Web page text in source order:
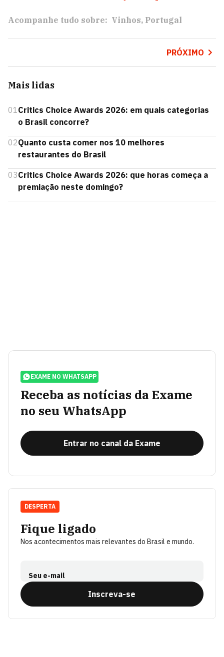
Acompanhe tudo sobre: Vinhos Portugal
PRÓXIMO
Mais lidas
01Critics Choice Awards 2026: em quais categorias
o Brasil concorre?
02Quanto custa comer nos 10 melhores
restaurantes do Brasil
03Critics Choice Awards 2026: que horas começa a
premiação neste domingo?
EXAME NO WHATSAPP
Receba as notícias da Exame
no seu WhatsApp
Entrar no canal da Exame
Fique ligado
Nos acontecimentos mais relevantes do Brasil e mundo.
Seu e-mail
Inscreva-se
DESPERTA